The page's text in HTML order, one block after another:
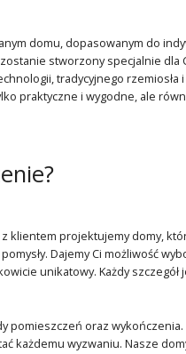
domu, dopasowanym do
stworzony specjalnie dla
tradycyjnego rzemiosła
praktyczne i wygodne, ale
klientem projektujemy domy,
Dajemy Ci możliwość
unikatowy. Każdy
pomieszczeń oraz
każdemu wyzwaniu. Nasze